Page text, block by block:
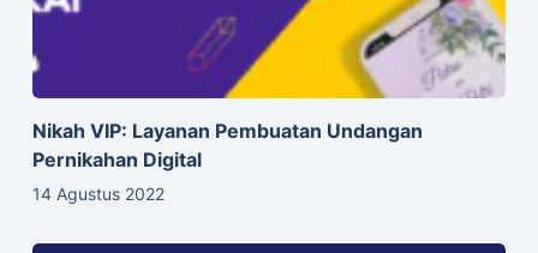
Nikah VIP: Layanan Pembuatan Undangan
Pernikahan Digital
14 Agustus 2022